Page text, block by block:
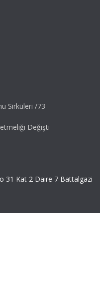
Sirküleri /73
Değişti
31 Kat 2 Daire 7 Battalgazi